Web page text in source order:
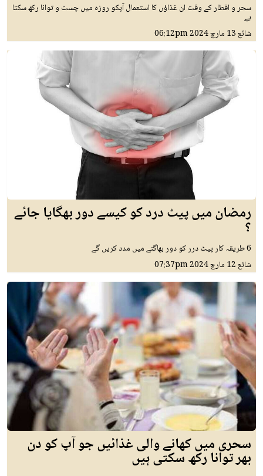
سحر و افطار کے وقت ان غذاؤں کا استعمال آپکو روزہ میں چست و توانا رکھ سکتا
ہے
شائع13 مارچ 2024 06:12pm
رمضان میں پیٹ درد کو کیسے دور بھگایا جائے
؟
6 طریقہ کار پیٹ درر کو دور بھاگنے میں مدد کریں گے
شائع12 مارچ 2024 07:37pm
سحری میں کھانے والی غذائیں جو آپ کو دن
بھر توانا رکھ سکتی ہیں